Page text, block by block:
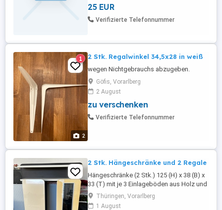
25 EUR
Verifizierte Telefonnummer
2
1 2 Stk. Regalwinkel 34,5x28 in weiß
wegen Nichtgebrauchs abzugeben.
Göfis, Vorarlberg
2 August
zu verschenken
Verifizierte Telefonnummer
2 Stk. Hängeschränke und 2 Regale
Hängeschränke (2 Stk.) 125 (H) x 38 (B) x
33 (T) mit je 3 Einlageböden aus Holz und
Glas; sowie zwei dazu passende Regale
38 (H) x 110 (B) x 26 (T) zu verschenken
Thüringen, Vorarlberg
1 August